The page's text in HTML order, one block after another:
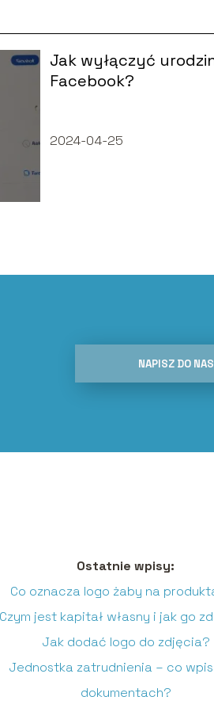
Jak wyłączyć
Facebook?
2024-04-25
NAPISZ DO NAS
Ostatnie wpisy:
Co oznacza logo żaby na
Czym jest kapitał własny i jak go
Jak dodać logo do zdjęcia?
Jednostka zatrudnienia – co
dokumentach?